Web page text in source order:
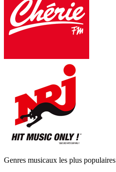
Genres musicaux les plus populaires